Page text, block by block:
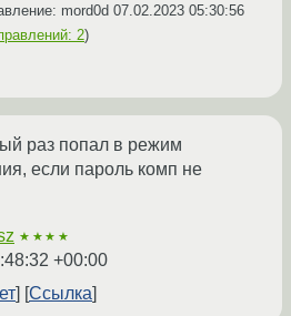
mord0d 07.02.2023 05:30:56
2)
раз попал в режим
если пароль комп не
★★★★
+00:00
Ссылка